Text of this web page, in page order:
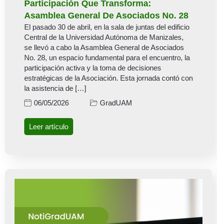
Participación Que Transforma:
Asamblea General De Asociados No. 28
El pasado 30 de abril, en la sala de juntas del edificio
Central de la Universidad Autónoma de Manizales,
se llevó a cabo la Asamblea General de Asociados
No. 28, un espacio fundamental para el encuentro, la
participación activa y la toma de decisiones
estratégicas de la Asociación. Esta jornada contó con
la asistencia de […]
06/05/2026
GradUAM
Leer artículo